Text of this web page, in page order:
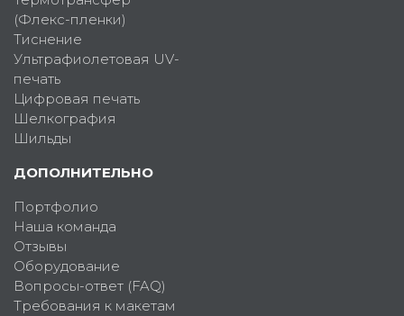
(Флекс-пленки)
Тиснение
Ультрафиолетовая UV-
печать
Цифровая печать
Шелкография
Шильды
ДОПОЛНИТЕЛЬНО
Портфолио
Наша команда
Отзывы
Оборудование
Вопросы-ответ (FAQ)
Требования к макетам